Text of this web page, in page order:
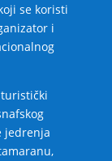
se koristi
i
jedrenja